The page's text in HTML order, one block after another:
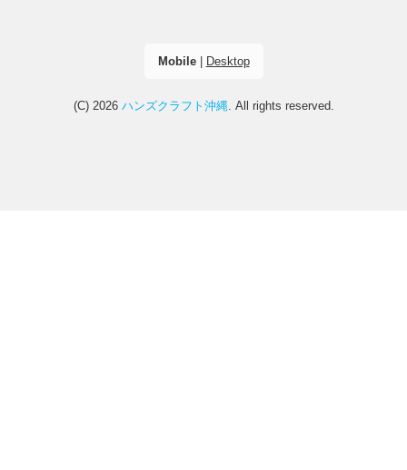
Mobile| Desktop
(C) 2026 ハンズクラフト沖縄. All rights reserved.